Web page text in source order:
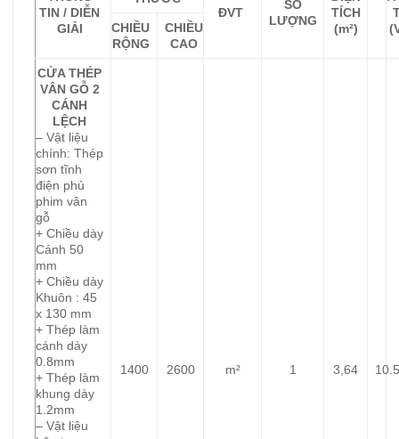
TIN / DIỄN
GIẢI
ĐVT
SỐ
LƯỢNG
TÍCH
(m²)
CHIỀU
RỘNG
CHIỀU
CAO
CỬA THÉP
VÂN GỖ 2
CÁNH
LỆCH
– Vật liệu
chính: Thép
sơn tĩnh
điện phủ
phim vân
gỗ
+ Chiều dày
Cánh 50
mm
+ Chiều dày
Khuôn : 45
x 130 mm
+ Thép làm
cánh dày
0.8mm
+ Thép làm
khung dày
1.2mm
– Vật liệu
1400 2600 m² 1 3,64